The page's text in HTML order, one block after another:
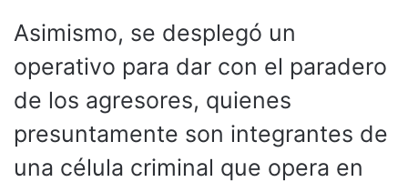
Asimismo, se desplegó un
operativo para dar con el paradero
de los agresores, quienes
presuntamente son integrantes de
una célula criminal que opera en